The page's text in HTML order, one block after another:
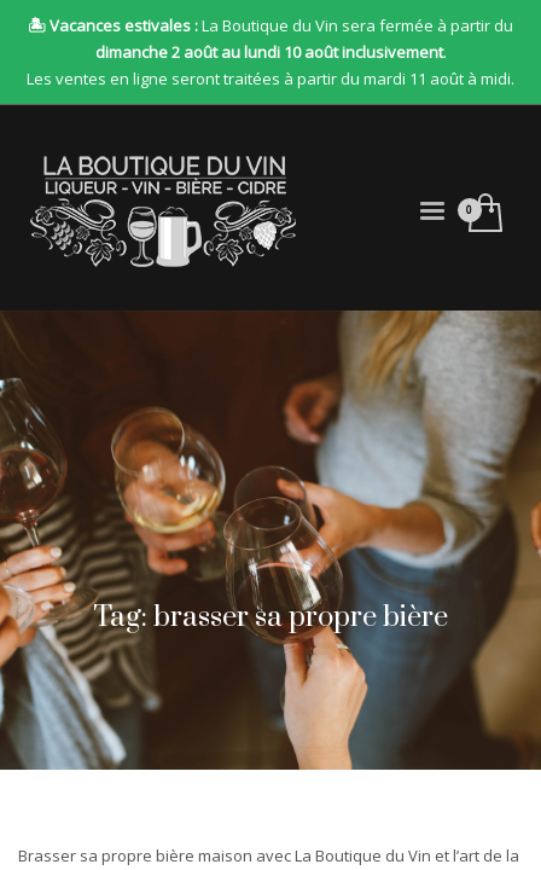
🏝 Vacances estivales :La Boutique du Vin sera fermée à partir du
dimanche 2 août au lundi 10 août inclusivement.
Les ventes en ligne seront traitées à partir du mardi 11 août à midi.
Tag: brasser sa propre bière
Brasser sa propre bière maison avec La Boutique du Vin et l’art de la